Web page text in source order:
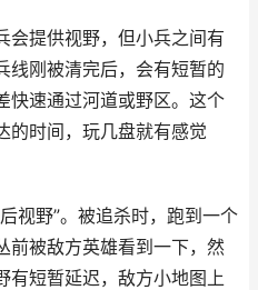
会提供视野，但小兵之间有
线刚被清完后，会有短暂的
快速通过河道或野区。这个
的时间，玩几盘就有感觉
视野”。被追杀时，跑到一个
前被敌方英雄看到一下，然
有短暂延迟，敌方小地图上